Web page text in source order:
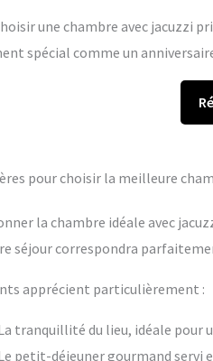
une chambre avec jacuzzi
spécial comme un
pour choisir la meilleure
la chambre idéale avec
séjour correspondra
apprécient particulièrement :
tranquillité du lieu, idéale pour
petit-déjeuner gourmand servi